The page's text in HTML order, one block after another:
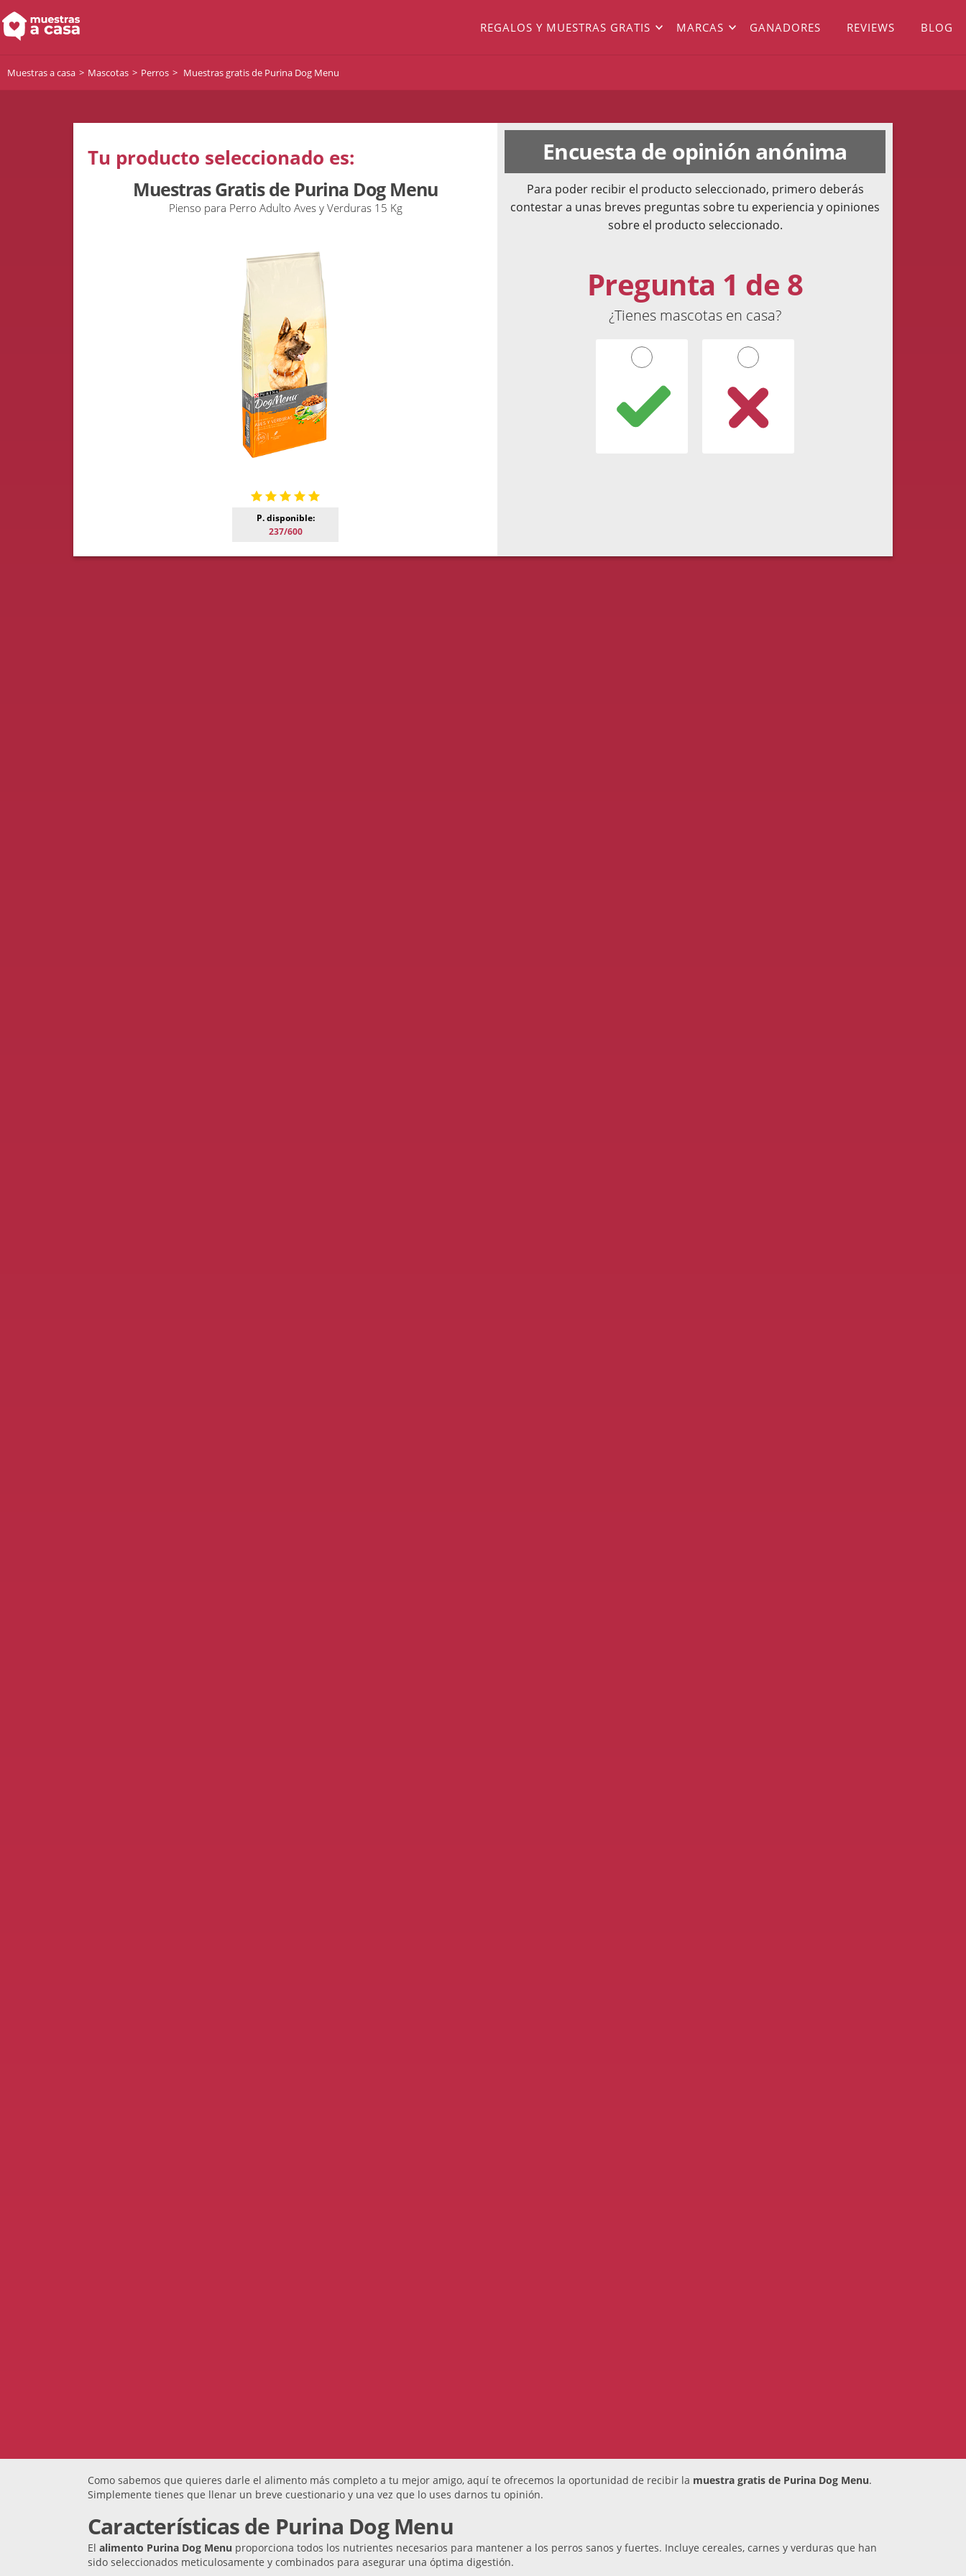
REGALOS Y MUESTRAS GRATIS MARCAS GANADORES REVIEWS BLOG
Muestras a casa Mascotas Perros Muestras gratis de Purina Dog Menu
Tu producto seleccionado es:
Muestras Gratis de Purina Dog Menu
Pienso para Perro Adulto Aves y Verduras 15 Kg
P. disponible:
237/600
Encuesta de opinión anónima
Para poder recibir el producto seleccionado, primero deberás
contestar a unas breves preguntas sobre tu experiencia y opiniones
sobre el producto seleccionado.
Pregunta 1 de 8
¿Tienes mascotas en casa?
Como sabemos que quieres darle el alimento más completo a tu mejor amigo, aquí te ofrecemos la oportunidad de recibir la muestra gratis de Purina Dog Menu.
Simplemente tienes que llenar un breve cuestionario y una vez que lo uses darnos tu opinión.
Características de Purina Dog Menu
El alimento Purina Dog Menu proporciona todos los nutrientes necesarios para mantener a los perros sanos y fuertes. Incluye cereales, carnes y verduras que han
sido seleccionados meticulosamente y combinados para asegurar una óptima digestión.